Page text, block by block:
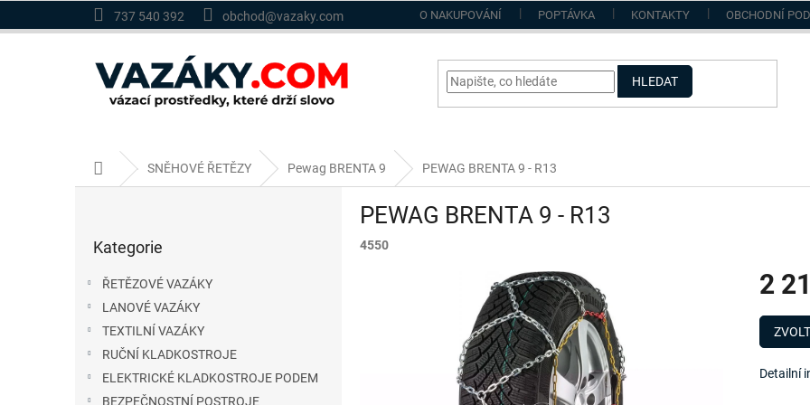
737 540 392 obchod@vazaky.com O NAKUPOVÁNÍ POPTÁVKA KONTAKTY OBCHODNÍ
HLEDAT
Domů SNĚHOVÉ ŘETĚZY Pewag BRENTA 9 PEWAG BRENTA 9 - R13
kategorie
Kategorie
ŘETĚZOVÉ VAZÁKY
LANOVÉ VAZÁKY
TEXTILNÍ VAZÁKY
RUČNÍ KLADKOSTROJE
ELEKTRICKÉ KLADKOSTROJE PODEM
BEZPEČNOSTNÍ POSTROJE
PEWAG BRENTA 9 - R13
4550
2
Měrná
cena:
Detailní